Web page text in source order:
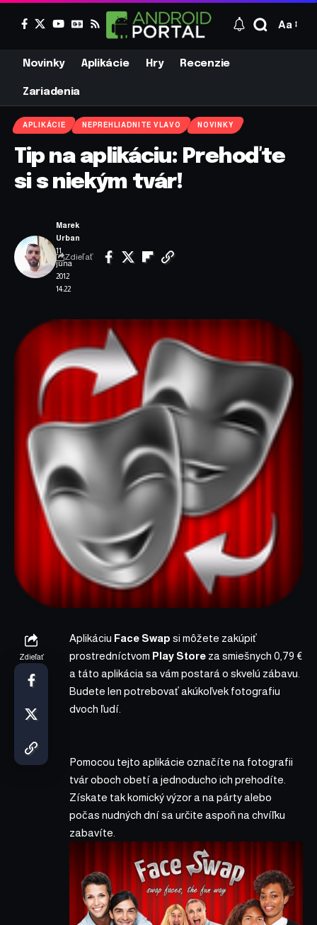
Aa
Novinky Aplikácie Hry Recenzie
Zariadenia
APLIKÁCIE NEPREHLIADNITE VLAVO NOVINKY
Tip na aplikáciu: Prehoďte
si s niekým tvár!
11.
júna
2012
14:22
Marek
Urban
Zdieľať
Zdieľať
Aplikáciu Face Swap si môžete zakúpiť
prostredníctvom Play Store za smiešnych 0,79 €
a táto aplikácia sa vám postará o skvelú zábavu.
Budete len potrebovať akúkoľvek fotografiu
dvoch ľudí.
Pomocou tejto aplikácie označíte na fotografii
tvár oboch obetí a jednoducho ich prehodíte.
Získate tak komický výzor a na párty alebo
počas nudných dní sa určite aspoň na chvíľku
zabavíte.